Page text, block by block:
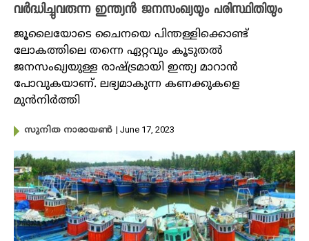
വര്‍ദ്ധിച്ചുവരുന്ന ഇന്ത്യന്‍ ജനസംഖ്യയും പരിസ്ഥിതിയും
ജൂലൈയോടെ ചൈനയെ പിന്തള്ളിക്കൊണ്ട്
ലോകത്തിലെ തന്നെ ഏറ്റവും കൂടുതൽ
ജനസംഖ്യയുള്ള രാഷ്ട്രമായി ഇന്ത്യ മാറാൻ
പോവുകയാണ്. ലഭ്യമാകുന്ന കണക്കുകളെ
മുൻനിർത്തി
സുനിത നാരായൺ | June 17, 2023